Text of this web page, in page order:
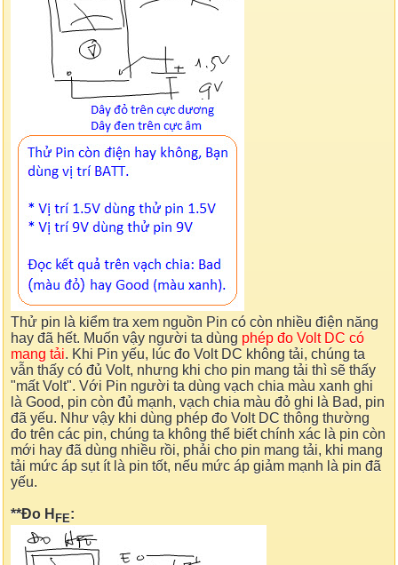
Thử pin là kiểm tra xem nguồn Pin có còn nhiều điện năng
hay đã hết. Muốn vậy người ta dùng phép đo Volt DC có
mang tải. Khi Pin yếu, lúc đo Volt DC không tải, chúng ta
vẫn thấy có đủ Volt, nhưng khi cho pin mang tải thì sẽ thấy
"mất Volt". Với Pin người ta dùng vạch chia màu xanh ghi
là Good, pin còn đủ mạnh, vạch chia màu đỏ ghi là Bad, pin
đã yếu. Như vậy khi dùng phép đo Volt DC thông thường
đo trên các pin, chúng ta không thể biết chính xác là pin còn
mới hay đã dùng nhiều rồi, phải cho pin mang tải, khi mang
tải mức áp sụt ít là pin tốt, nếu mức áp giảm mạnh là pin đã
yếu.
**Đo H FE: